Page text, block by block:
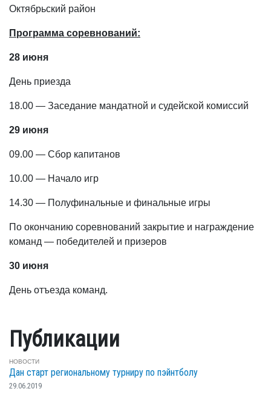
Октябрьский район
Программа соревнований:
28 июня
День приезда
18.00 — Заседание мандатной и судейской комиссий
29 июня
09.00 — Сбор капитанов
10.00 — Начало игр
14.30 — Полуфинальные и финальные игры
По окончанию соревнований закрытие и награждение
команд — победителей и призеров
30 июня
День отъезда команд.
Публикации
НОВОСТИ
Дан старт региональному турниру по пэйнтболу
29.06.2019